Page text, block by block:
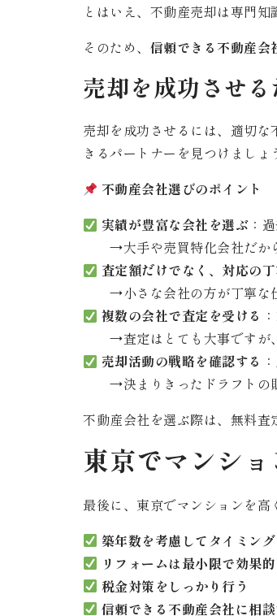
とはいえ、不動産売却は専門
そのため、 信頼できる不動産会
売却を成功させ
売却を成功させるには、適切
きるパートナーを見つけましょ
不動産会社選びのポイント
実績が豊富な会社を選ぶ ：
→大手や売買特化会社だから
査定額だけでなく、対応の
→小さな会社の方が丁寧な仕
複数の会社で査定を受ける
→査定はとても大事ですが、
売却活動の戦略を確認する
→決まりきったドラフトの販
不動産会社を選ぶ際は、無料査
東京でマンシ
最後に、東京でマンションを高
築年数を考慮してタイミン
リフォームは最小限で効果
税金対策をしっかり行う
信頼できる不動産会社に相談